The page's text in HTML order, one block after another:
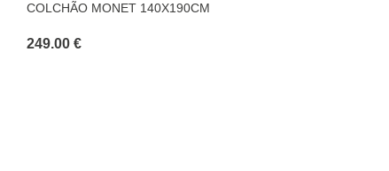
COLCHÃO MONET 140X190CM
249.00 €